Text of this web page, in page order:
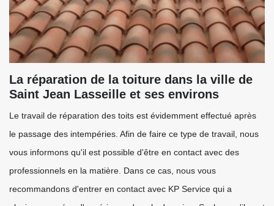
La réparation de la toiture dans la ville de
Saint Jean Lasseille et ses environs
Le travail de réparation des toits est évidemment effectué après
le passage des intempéries. Afin de faire ce type de travail, nous
vous informons qu'il est possible d'être en contact avec des
professionnels en la matière. Dans ce cas, nous vous
recommandons d'entrer en contact avec KP Service qui a